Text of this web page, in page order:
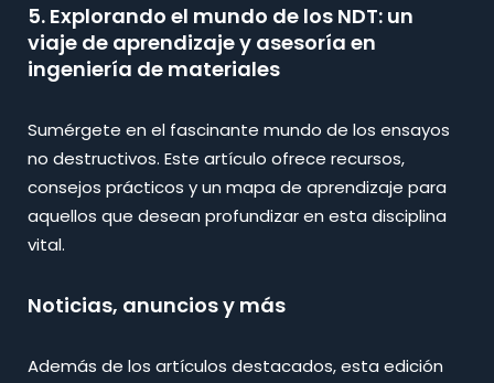
5. Explorando el mundo de los NDT: un
viaje de aprendizaje y asesoría en
ingeniería de materiales
Sumérgete en el fascinante mundo de los ensayos
no destructivos. Este artículo ofrece recursos,
consejos prácticos y un mapa de aprendizaje para
aquellos que desean profundizar en esta disciplina
vital.
Noticias, anuncios y más
Además de los artículos destacados, esta edición